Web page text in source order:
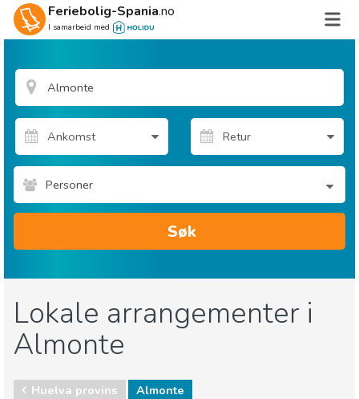
Feriebolig-Spania.no
I samarbeid med
Personer
Søk
Lokale arrangementer i
Almonte
Huelva provins
Almonte